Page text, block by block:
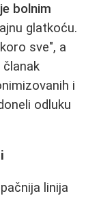
bolnim
glatkoću.
sve", a
članak
i
odluku
linija